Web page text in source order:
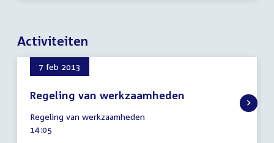
Activiteiten
7 feb 2013
Regeling van werkzaamheden
februari
2013
Regeling van werkzaamheden
Tijd
14:05